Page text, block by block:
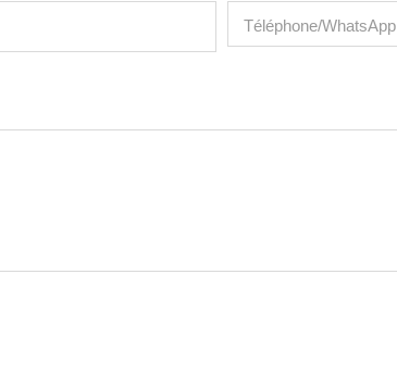
Téléphone/WhatsApp